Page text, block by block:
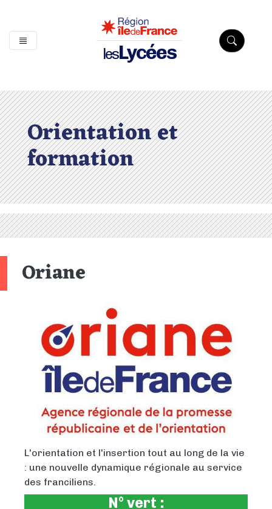
lesLycées
Orientation et
formation
Oriane
L'orientation et l'insertion tout au long de la vie
: une nouvelle dynamique régionale au service
des franciliens.
N° vert :